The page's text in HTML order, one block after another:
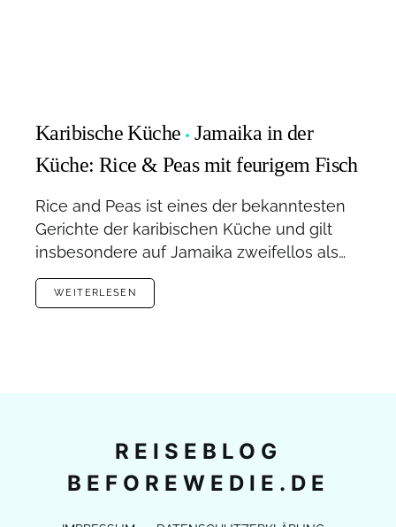
Karibische Küche
Jamaika in der
Küche: Rice & Peas mit feurigem Fisch
Rice and Peas ist eines der bekanntesten
Gerichte der karibischen Küche und gilt
insbesondere auf Jamaika zweifellos als…
WEITERLESEN
REISEBLOG
BEFOREWEDIE.DE